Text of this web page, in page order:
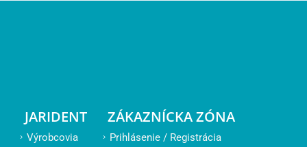
JARIDENT
Výrobcovia
ZÁKAZNÍCKA ZÓNA
Prihlásenie / Registrácia